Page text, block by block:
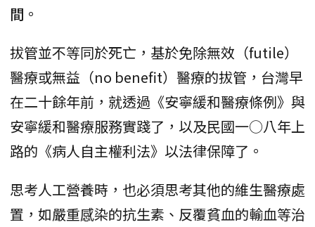
間 。
拔管並不等同於死亡，基於免除無效（futile）
醫療或無益（no benefit）醫療的拔管，台灣早
在二十餘年前，就透過《安寧緩和醫療條例》與
安寧緩和醫療服務實踐了，以及民國一○八年上
路的《病人自主權利法》以法律保障了。
思考人工營養時，也必須思考其他的維生醫療處
置，如嚴重感染的抗生素、反覆貧血的輸血等治